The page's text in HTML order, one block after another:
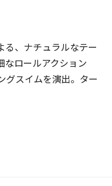
る、ナチュラルなテー
なロールアクション
グスイムを演出。ター